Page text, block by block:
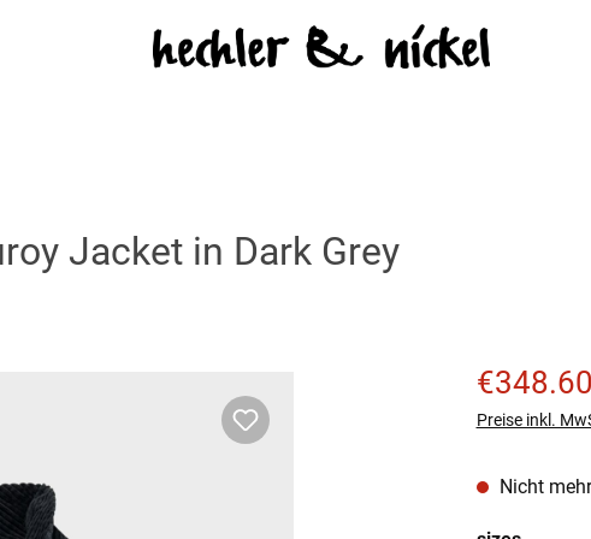
Jacket in Dark Grey
Verkaufspreis:
€348.60
Preise inkl.
Nicht